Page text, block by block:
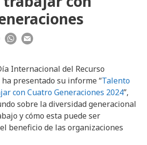
Internacional del Recurso
presentado su informe “Talento
con Cuatro Generaciones 2024”,
sobre la diversidad generacional
y cómo esta puede ser
beneficio de las organizaciones